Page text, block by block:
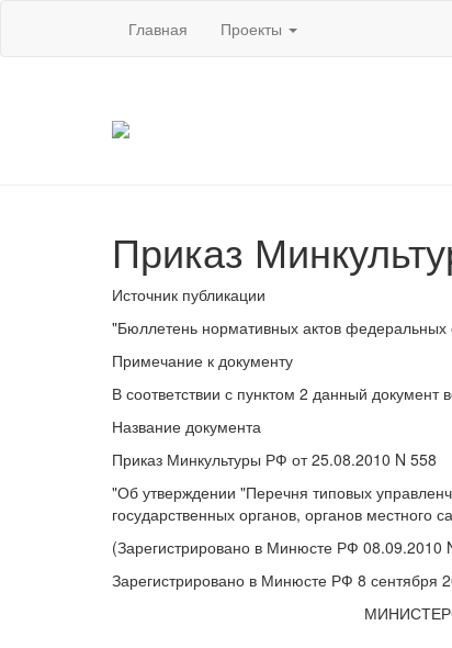
Главная Проекты
Приказ
Источник публикации
"Бюллетень нормативных актов федеральных
Примечание к документу
В соответствии с пунктом 2 данный
Название документа
Приказ Минкультуры РФ от 25.08.2010 N 558
"Об утверждении "Перечня типовых
государственных органов, органов местного
(Зарегистрировано в Минюсте РФ 08.09.2010
Зарегистрировано в Минюсте РФ 8 сентября